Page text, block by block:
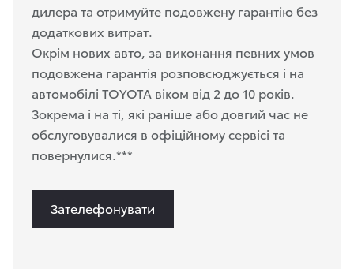
дилера та отримуйте подовжену гарантію без
додаткових витрат.
Окрім нових авто, за виконання певних умов
подовжена гарантія розповсюджується і на
автомобілі TOYOTA віком від 2 до 10 років.
Зокрема і на ті, які раніше або довгий час не
обслуговувалися в офіційному сервісі та
повернулися.***
Зателефонувати